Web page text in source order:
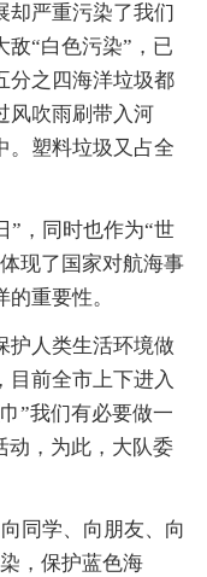
却严重污染了我们
敌“白色污染”，已
分之四海洋垃圾都
风吹雨刷带入河
。塑料垃圾又占全
”，同时也作为“世
现了国家对航海事
重要性。
护人类生活环境做
目前全市上下进入
”我们有必要做一
动，为此，大队委
同学、向朋友、向
，保护蓝色海